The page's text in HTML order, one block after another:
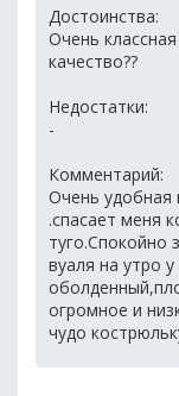
Достоинства:
Очень
качество??
Недостатки:
-
Комментарий:
Очень удобная
.спасает меня
туго.Спокойно
вуаля на утро
огромное и
чудо